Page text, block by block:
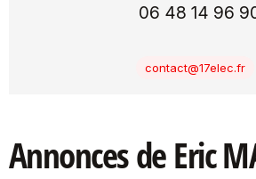
06 48 14 96
contact@17elec.fr
Annonces de Eric